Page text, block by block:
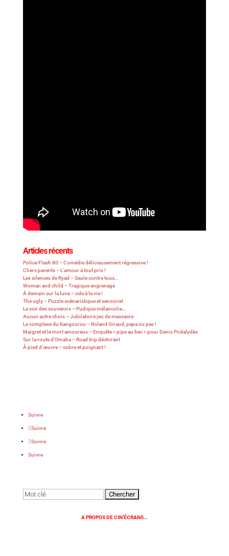
Articles récents
Police Flash 80 – Comédie délicieusement régressive !
Chers parents – L’amour à tout prix !
Les silences de Ryad – Seule contre tous…
Woman and child – Tragique engrenage
À demain sur la lune – ode à la vie !
The ugly – Puzzle scénaristique et sensoriel
Le son des souvenirs – Pudique mélancolie…
Aucun autre choix – Jubilatoire jeu de massacre
Le complexe du Kangourou – Roland Giraud, papa ou pas !
Maigret et le mort amoureux – Enquête « pipe au bec » pour Denis Podalydès
Sur la route d’Omaha – Road trip déchirant
À pied d’œuvre – sobre et poignant !
Suivre
Suivre
Suivre
Suivre
Rechercher:
A PROPOS DE CIN’ÉCRANS…